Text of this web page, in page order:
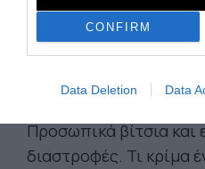
CONFIRM
Data Deletion Data
Τι τα θέλω τώρα αυτά
τόσο μακριά από τη
μέσα στη θάλασσα.
Προσωπικά βίτσια και
διαστροφές. Τι κρίμα